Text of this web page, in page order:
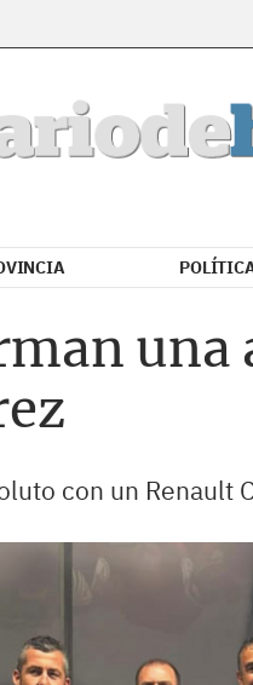
con un Renault